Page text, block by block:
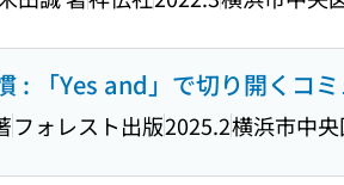
: 「Yes and」で切り開くコ
フォレスト出版2025.2横浜市中